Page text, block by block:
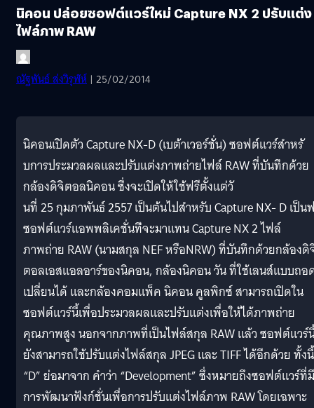
นิคอน ปล่อยซอฟต์แวร์ใหม่ Capture NX 2 ปรับแต่ง
ไฟล์ภาพ RAW
ณัฐพันธ์ ส่งวิรุฬห์ | 25/02/2014
นิคอนเปิดตัว Capture NX-D (เบต้าเวอร์ชั่น) ซอฟต์แวร์สำหรั
บการประมวลผลและปรับแต่งภาพถ่ายไฟล์ RAW ที่บันทึกด้วย
กล้องดิจิตอลนิคอน ซึ่งจะเปิดให้ใช้ฟรีตั้งแต่วั
นที่ 25 กุมภาพันธ์ 2557 เป็นต้นไปสำหรับ Capture NX- D เป็น
ซอฟต์แวร์แอพพลิเคชั่นที่จะมาแทน Capture NX 2 ไฟล์
ภาพถ่าย RAW (นามสกุล NEF หรือNRW) ที่บันทึกด้วยกล้องดิ
ตอลเอสแอลอาร์ของนิคอน, กล้องนิคอน วัน ที่ใช้เลนส์แบบถอ
เปลี่ยนได้ และกล้องคอมแพ็ค นิคอน คูลพิกซ์ สามารถเปิดใน
ซอฟต์แวร์นี้เพื่อประมวลผลและปรับแต่งเพื่อให้ได้ภาพถ่าย
คุณภาพสูง นอกจากภาพที่เป็นไฟล์สกุล RAW แล้ว ซอฟต์แวร์
ยังสามารถใช้ปรับแต่งไฟล์สกุล JPEG และ TIFF ได้อีกด้วย ทั้งนี้
“D” ย่อมาจาก คำว่า “Development” ซึ่งหมายถึงซอฟต์แวร์ที่มี
การพัฒนาฟังก์ชั่นเพื่อการปรับแต่งไฟล์ภาพ RAW โดยเฉพาะ